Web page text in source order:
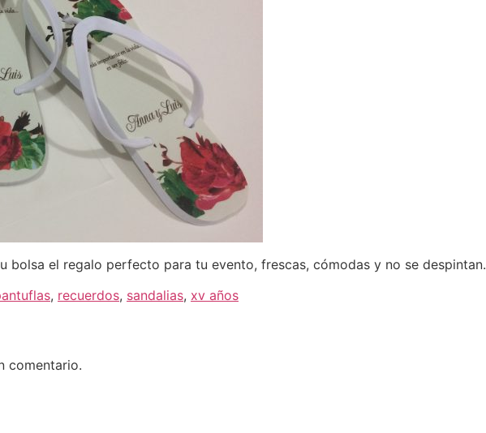
bolsa el regalo perfecto para tu evento, frescas, cómodas y no se despintan.
, recuerdos, sandalias, xv años
comentario.